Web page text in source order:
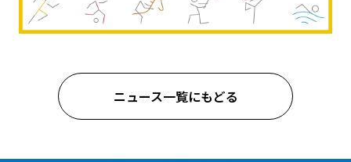
ニュース一覧にもどる